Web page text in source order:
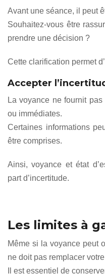
Avant une séance, il peut
Souhaitez-vous être
prendre une décision ?
Cette clarification permet
Accepter
La voyance ne fournit
ou immédiates.
Certaines informations
être comprises.
Ainsi, voyance et état
part d’incertitude.
Les limites à
Même si la voyance peut
ne doit pas remplacer
Il est essentiel de